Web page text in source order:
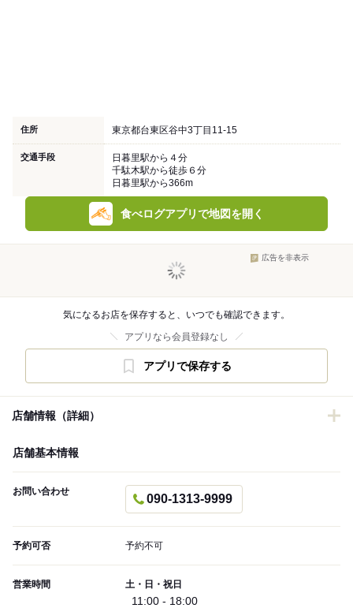
住所 東京都台東区谷中3丁目11-15
交通手段
日暮里駅から４分
千駄木駅から徒歩６分
日暮里駅から366m
食べログアプリで地図を開く
広告を非表示
気になるお店を保存すると、いつでも確認できます。
アプリなら会員登録なし
アプリで保存する
店舗情報（詳細）
店舗基本情報
お問い合わせ
090-1313-9999
予約可否 予約不可
営業時間 土・日・祝日
11:00 - 18:00